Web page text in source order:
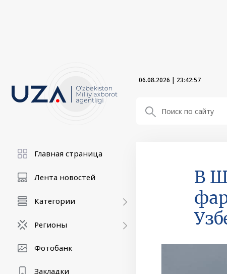
06.08.2026 | 23:42:58
Главная страница
Лента новостей
Категории
Регионы
Фотобанк
Закладки
В